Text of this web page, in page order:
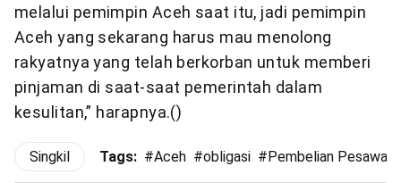
melalui pemimpin Aceh saat itu, jadi pemimpin
Aceh yang sekarang harus mau menolong
rakyatnya yang telah berkorban untuk memberi
pinjaman di saat-saat pemerintah dalam
kesulitan,” harapnya.()
Singkil Tags: #Aceh #obligasi #Pembelian Pesawat